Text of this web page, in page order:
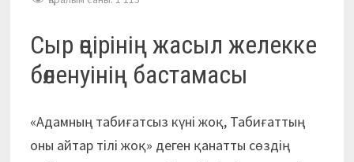
Сыр өңірінің жасыл желекке
бөленуінің бастамасы
«Адамның табиғатсыз күні жоқ, Табиғаттың
оны айтар тілі жоқ» деген қанатты сөздің